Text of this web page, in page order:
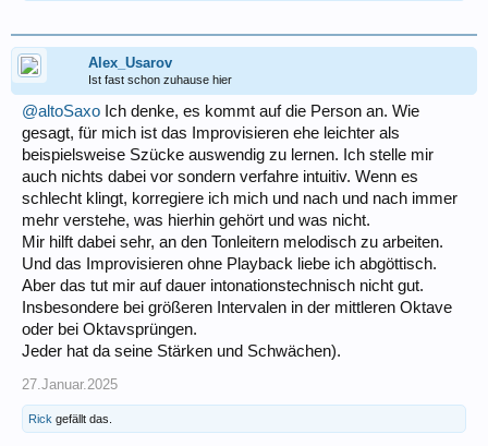
Alex_Usarov
Ist fast schon zuhause hier
@altoSaxo Ich denke, es kommt auf die Person an. Wie
gesagt, für mich ist das Improvisieren ehe leichter als
beispielsweise Szücke auswendig zu lernen. Ich stelle mir
auch nichts dabei vor sondern verfahre intuitiv. Wenn es
schlecht klingt, korregiere ich mich und nach und nach immer
mehr verstehe, was hierhin gehört und was nicht.
Mir hilft dabei sehr, an den Tonleitern melodisch zu arbeiten.
Und das Improvisieren ohne Playback liebe ich abgöttisch.
Aber das tut mir auf dauer intonationstechnisch nicht gut.
Insbesondere bei größeren Intervalen in der mittleren Oktave
oder bei Oktavsprüngen.
Jeder hat da seine Stärken und Schwächen).
27.Januar.2025
Rick gefällt das.